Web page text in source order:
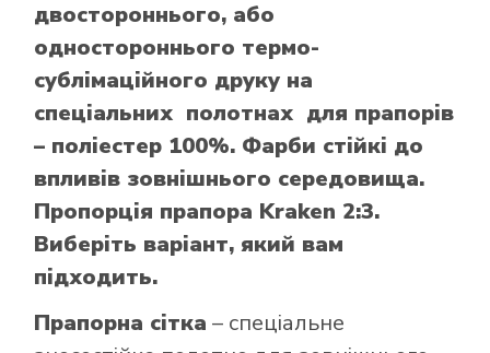
двостороннього, або
одностороннього термо-
сублімаційного друку на
спеціальних полотнах для прапорів
– поліестер 100%. Фарби стійкі до
впливів зовнішнього середовища.
Пропорція прапора Kraken 2:3.
Виберіть варіант, який вам
підходить.
Прапорна сітка – спеціальне